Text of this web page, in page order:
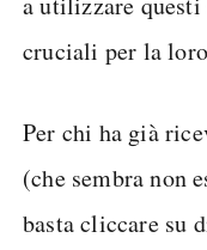
cruciali per la
Per chi ha già
(che sembra non
basta cliccare su